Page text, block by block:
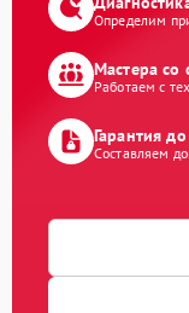
Определим
Мастера со
Работаем с
Гарантия
Составляем